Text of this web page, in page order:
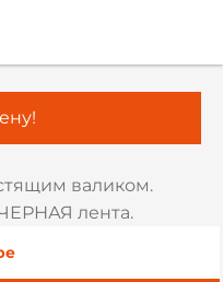
валиком.
лента.